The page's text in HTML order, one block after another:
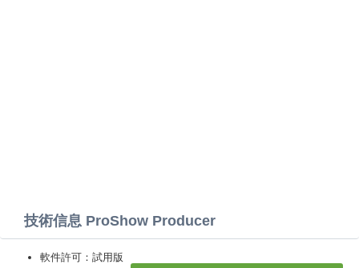
技術信息 ProShow Producer
軟件許可：試用版